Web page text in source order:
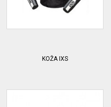
KOŽA IXS